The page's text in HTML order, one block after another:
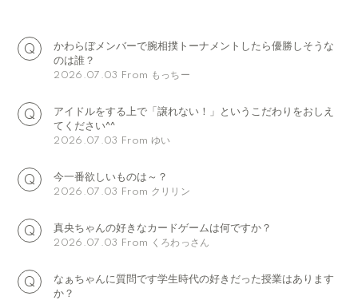
会員登録 ログイン
かわらぼメンバーで腕相撲トーナメントしたら優勝しそうな
のは誰？
2026.07.03 From もっちー
アイドルをする上で「譲れない！」というこだわりをおしえ
てください^^
2026.07.03 From ゆい
今一番欲しいものは～？
2026.07.03 From クリリン
真央ちゃんの好きなカードゲームは何ですか？
2026.07.03 From くろわっさん
なぁちゃんに質問です学生時代の好きだった授業はあります
か？